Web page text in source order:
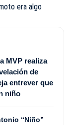
era algo
MVP realiza
de
entrever que
niño
“Niño”